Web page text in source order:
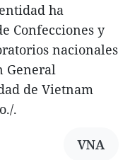
ha
Confecciones y
nacionales
General
de Vietnam
.
VNA